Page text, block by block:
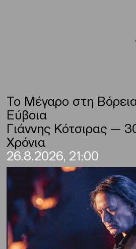
Το Μέγαρο στη Βόρεια
Εύβοια
Γιάννης Κότσιρας —
Χρόνια
26.8.2026, 21:00